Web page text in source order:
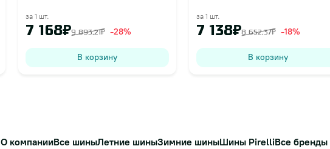
за 1 шт.
7 168₽9 893,21₽ -28%
В корзину
за 1 шт.
7 138₽8 652,37₽ -18%
В корзину
О компанииВсе шиныЛетние шиныЗимние шиныШины PirelliВсе бренды